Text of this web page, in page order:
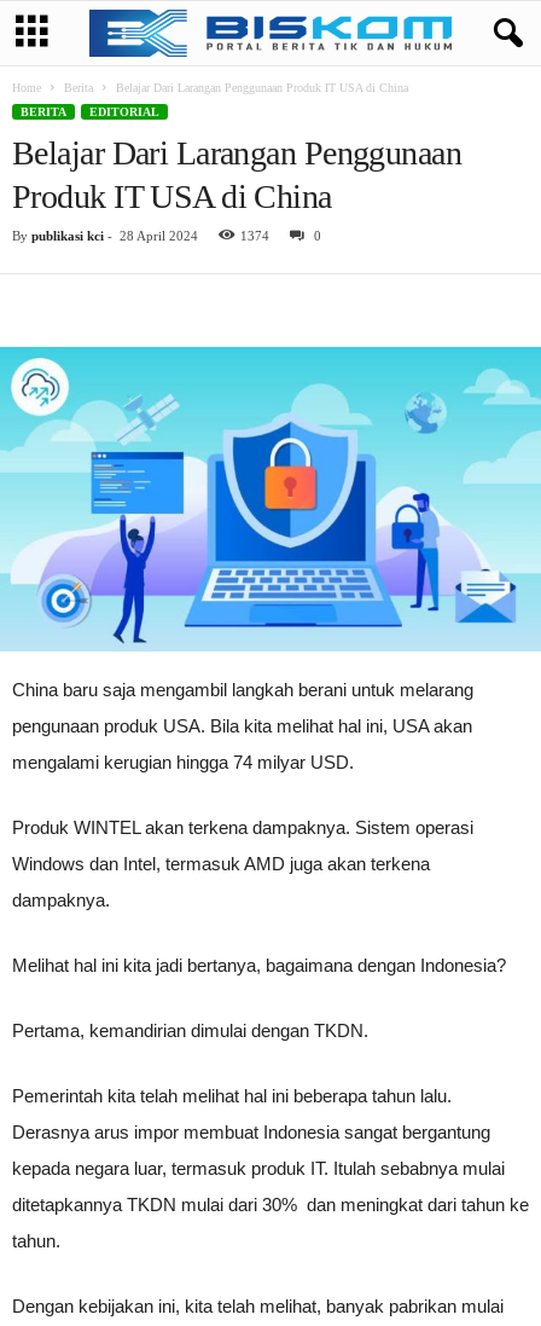
Home Berita
Belajar Dari Larangan Penggunaan Produk IT USA di China
BERITA
EDITORIAL
Belajar Dari Larangan Penggunaan
Produk IT USA di China
By publikasi kci - 28 April 2024 1374 0
China baru saja mengambil langkah berani untuk melarang
pengunaan produk USA. Bila kita melihat hal ini, USA akan
mengalami kerugian hingga 74 milyar USD.
Produk WINTEL akan terkena dampaknya. Sistem operasi
Windows dan Intel, termasuk AMD juga akan terkena
dampaknya.
Melihat hal ini kita jadi bertanya, bagaimana dengan Indonesia?
Pertama, kemandirian dimulai dengan TKDN.
Pemerintah kita telah melihat hal ini beberapa tahun lalu.
Derasnya arus impor membuat Indonesia sangat bergantung
kepada negara luar, termasuk produk IT. Itulah sebabnya mulai
ditetapkannya TKDN mulai dari 30% dan meningkat dari tahun ke
tahun.
Dengan kebijakan ini, kita telah melihat, banyak pabrikan mulai